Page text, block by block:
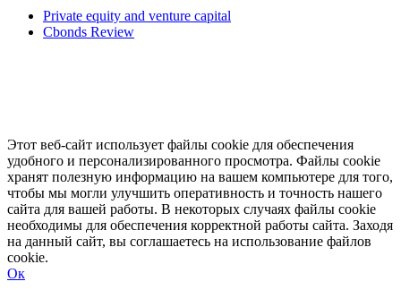
Private equity and venture capital
Cbonds Review
Этот веб-сайт использует файлы cookie для обеспечения
удобного и персонализированного просмотра. Файлы cookie
хранят полезную информацию на вашем компьютере для того,
чтобы мы могли улучшить оперативность и точность нашего
сайта для вашей работы. В некоторых случаях файлы cookie
необходимы для обеспечения корректной работы сайта. Заходя
на данный сайт, вы соглашаетесь на использование файлов
cookie.
Ок